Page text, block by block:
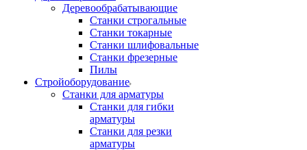
Деревообрабатывающие
Станки строгальные
Станки токарные
Станки шлифовальные
Станки фрезерные
Пилы
Стройоборудование
Станки для арматуры
Станки для гибки
арматуры
Станки для резки
арматуры